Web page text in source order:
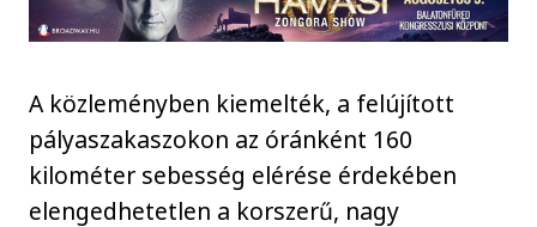
A közleményben kiemelték, a felújított
pályaszakaszokon az óránként 160
kilométer sebesség elérése érdekében
elengedhetetlen a korszerű, nagy